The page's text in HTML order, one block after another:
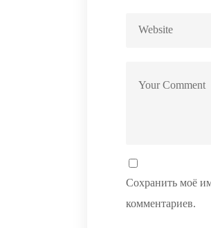
Сохранить моё
комментариев.